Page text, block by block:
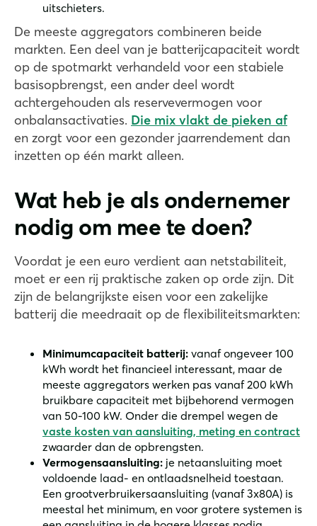
uitschieters.
De meeste aggregators combineren beide
markten. Een deel van je batterijcapaciteit wordt
op de spotmarkt verhandeld voor een stabiele
basisopbrengst, een ander deel wordt
achtergehouden als reservevermogen voor
onbalansactivaties. Die mix vlakt de pieken af
en zorgt voor een gezonder jaarrendement dan
inzetten op één markt alleen.
Wat heb je als ondernemer
nodig om mee te doen?
Voordat je een euro verdient aan netstabiliteit,
moet er een rij praktische zaken op orde zijn. Dit
zijn de belangrijkste eisen voor een zakelijke
batterij die meedraait op de flexibiliteitsmarkten:
Minimumcapaciteit batterij: vanaf ongeveer 100
kWh wordt het financieel interessant, maar de
meeste aggregators werken pas vanaf 200 kWh
bruikbare capaciteit met bijbehorend vermogen
van 50-100 kW. Onder die drempel wegen de
vaste kosten van aansluiting, meting en contract
zwaarder dan de opbrengsten.
Vermogensaansluiting: je netaansluiting moet
voldoende laad- en ontlaadsnelheid toestaan.
Een grootverbruikersaansluiting (vanaf 3x80A) is
meestal het minimum, en voor grotere systemen is